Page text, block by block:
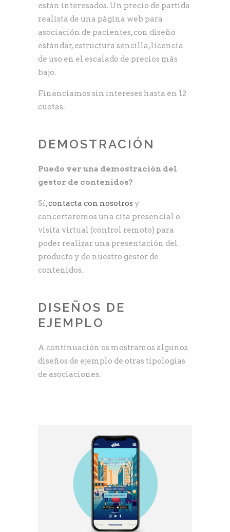
están interesados. Un precio de partida
realista de una página web para
asociación de pacientes, con diseño
estándar, estructura sencilla, licencia
de uso en el escalado de precios más
bajo.
Financiamos sin intereses hasta en 12
cuotas.
DEMOSTRACIÓN
Puedo ver una demostración del
gestor de contenidos?
Sí,contacta con nosotros y
concertaremos una cita presencial o
visita virtual (control remoto) para
poder realizar una presentación del
producto y de nuestro gestor de
contenidos.
DISEÑOS DE
EJEMPLO
A continuación os mostramos algunos
diseños de ejemplo de otras tipologías
de asociaciones.